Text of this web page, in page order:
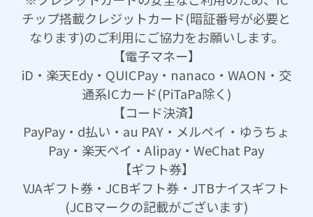
チップ搭載クレジットカード(暗証番号が必要と
なります)のご利用にご協力をお願いします。
【電子マネー】
iD・楽天Edy・QUICPay・nanaco・WAON・交
通系ICカード(PiTaPa除く)
【コード決済】
PayPay・d払い・au PAY・メルペイ・ゆうちょ
Pay・楽天ペイ・Alipay・WeChat Pay
【ギフト券】
VJAギフト券・JCBギフト券・JTBナイスギフト
(JCBマークの記載がございます)